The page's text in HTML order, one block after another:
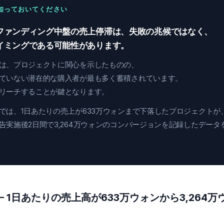
っておいてください
ァンディング中盤の売上停滞は、失敗の兆候ではなく、
ングである可能性があります。
、プロジェクトに関心を示したものの、
いない潜在的な購入者が最も多く蓄積されています。
ーチすることが鍵となります。
は、1日あたりの売上が633万ウォンまで下落したプロジェクトが
実施後2日間で3,264万ウォンのコンバージョンを記録したデータ
1日あたりの売上高が633万ウォンから3,264万